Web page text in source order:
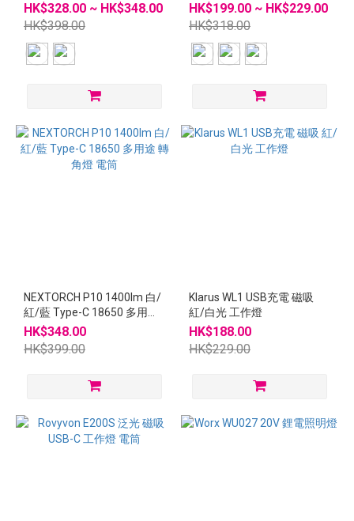
HK$328.00 ~ HK$348.00
HK$398.00
HK$199.00 ~ HK$229.00
HK$318.00
NEXTORCH P10 1400lm 白/
紅/藍 Type-C 18650 多用途
轉角燈 電筒
HK$348.00
HK$399.00
Klarus WL1 USB充電 磁吸
紅/白光 工作燈
HK$188.00
HK$229.00